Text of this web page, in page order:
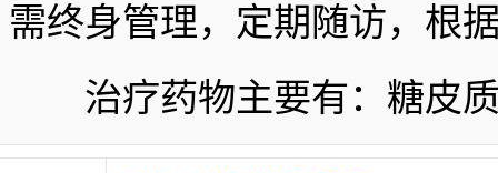
需终身管理，定期随访，根
治疗药物主要有：糖皮质